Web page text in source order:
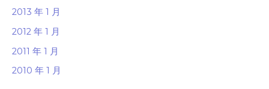
2013 年 1 月
2012 年 1 月
2011 年 1 月
2010 年 1 月